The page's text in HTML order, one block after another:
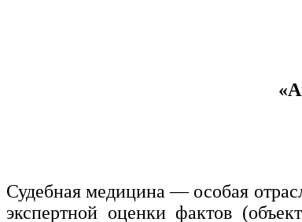
Управление административно-
Прикладная геология, горное
нефтегазовое дело и геодезия
Судебная медицина — особая
экспертной оценки фактов